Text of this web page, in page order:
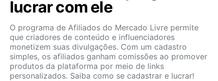
lucrar com ele
O programa de Afiliados do Mercado Livre permite
que criadores de conteúdo e influenciadores
monetizem suas divulgações. Com um cadastro
simples, os afiliados ganham comissões ao promover
produtos da plataforma por meio de links
personalizados. Saiba como se cadastrar e lucrar!